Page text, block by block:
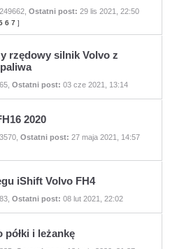
249662 ,Ostatni post: 29 lis 2021, 22:50
6 7 ]
rzędowy silnik Volvo z
,Ostatni post: 03 cze 2021, 13:14
2020
,Ostatni post: 27 maja 2021, 14:57
iShift Volvo FH4
,Ostatni post: 08 lut 2021, 22:02
półki i leżankę